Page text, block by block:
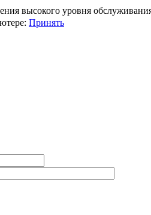
высокого уровня
Принять